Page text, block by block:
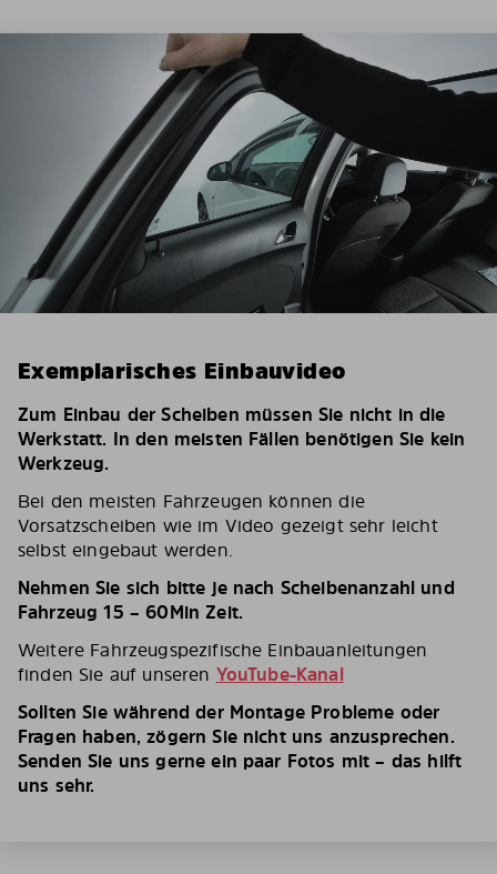
Exemplarisches Einbauvideo
Zum Einbau der Scheiben müssen Sie nicht in die
Werkstatt. In den meisten Fällen benötigen Sie kein
Werkzeug.
Bei den meisten Fahrzeugen können die
Vorsatzscheiben wie im Video gezeigt sehr leicht
selbst eingebaut werden.
Nehmen Sie sich bitte je nach Scheibenanzahl und
Fahrzeug 15 – 60Min Zeit.
Weitere Fahrzeugspezifische Einbauanleitungen
finden Sie auf unseren YouTube-Kanal
Sollten Sie während der Montage Probleme oder
Fragen haben, zögern Sie nicht uns anzusprechen.
Senden Sie uns gerne ein paar Fotos mit – das hilft
uns sehr.